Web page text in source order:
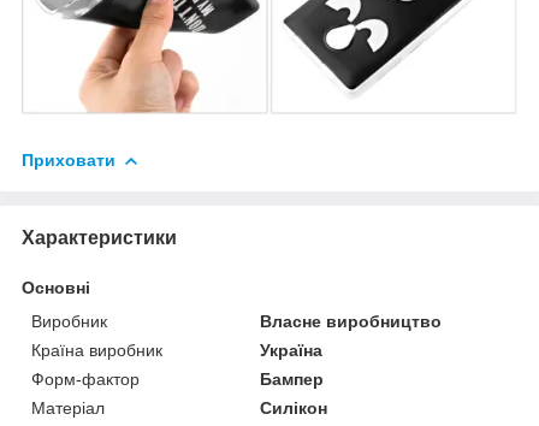
Приховати
Характеристики
Основні
Виробник
Власне виробництво
Країна виробник
Україна
Форм-фактор
Бампер
Матеріал
Силікон